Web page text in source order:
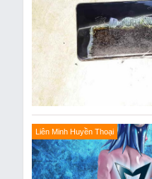
Liên Minh Huyền Thoại